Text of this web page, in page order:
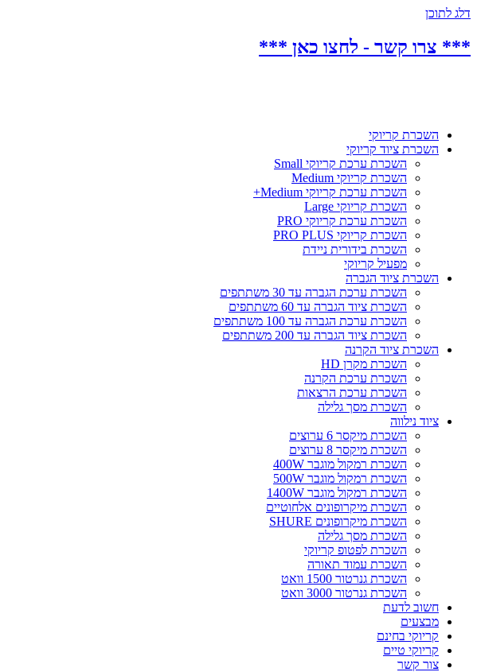
דלג לתוכן
*** צרו קשר - לחצו כאן ***
השכרת קריוקי
השכרת ציוד קריוקי
השכרת ערכת קריוקי Small
השכרת קריוקי Medium
השכרת ערכת קריוקי Medium+
השכרת קריוקי Large
השכרת ערכת קריוקי PRO
השכרת קריוקי PRO PLUS
השכרת בידורית ניידת
מפעיל קריוקי
השכרת ציוד הגברה
השכרת ערכת הגברה עד 30 משתתפים
השכרת ציוד הגברה עד 60 משתתפים
השכרת ערכת הגברה עד 100 משתתפים
השכרת ציוד הגברה עד 200 משתתפים
השכרת ציוד הקרנה
השכרת מקרן HD
השכרת ערכת הקרנה
השכרת ערכת הרצאות
השכרת מסך גלילה
ציוד נילווה
השכרת מיקסר 6 ערוצים
השכרת מיקסר 8 ערוצים
השכרת רמקול מוגבר 400W
השכרת רמקול מוגבר 500W
השכרת רמקול מוגבר 1400W
השכרת מיקרופונים אלחוטיים
השכרת מיקרופונים SHURE
השכרת מסך גלילה
השכרת לפטופ קריוקי
השכרת עמוד תאורה
השכרת גנרטור 1500 וואט
השכרת גנרטור 3000 וואט
חשוב לדעת
מבצעים
קריוקי בחינם
קריוקי טיים
צור קשר